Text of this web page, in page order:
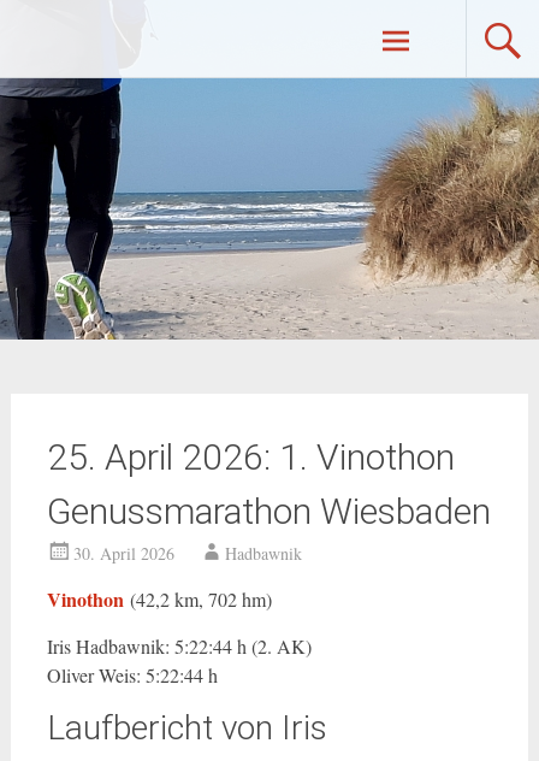
Ultramarathon, Ultratrail, Ultratriathlon
25. April 2026: 1. Vinothon
Genussmarathon Wiesbaden
30. April 2026 Hadbawnik
Vinothon (42,2 km, 702 hm)
Iris Hadbawnik: 5:22:44 h (2. AK)
Oliver Weis: 5:22:44 h
Laufbericht von Iris